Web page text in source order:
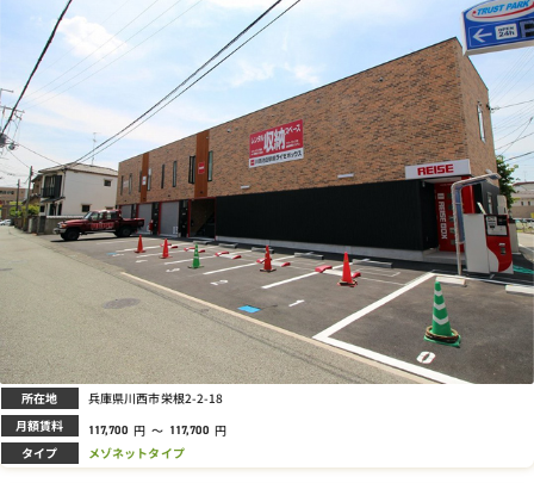
所在地 兵庫県川西市栄根2-2-18
月額賃料 117,700 円 ～ 117,700 円
タイプ メゾネットタイプ